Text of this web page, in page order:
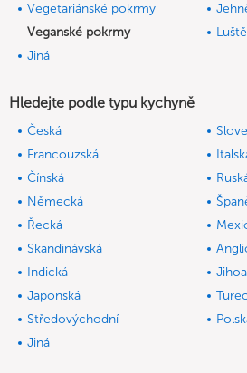
Vegetariánské pokrmy
Veganské pokrmy
Jiná
Hledejte podle typu kychyně
Česká
Francouzská
Čínská
Německá
Řecká
Skandinávská
Indická
Japonská
Středovýchodní
Jiná